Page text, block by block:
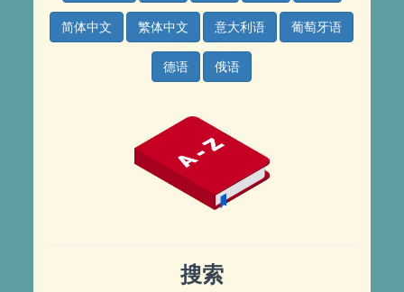
简体中文 繁体中文 意大利语 葡萄牙语
德语 俄语
搜索